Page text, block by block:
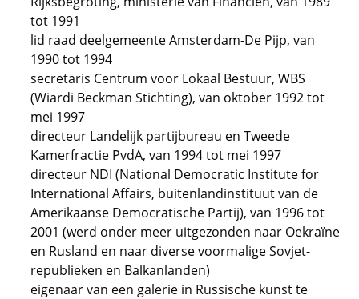
tot 1991
lid raad deelgemeente Amsterdam-De Pijp, van
1990 tot 1994
secretaris Centrum voor Lokaal Bestuur, WBS
(Wiardi Beckman Stichting), van oktober 1992 tot
mei 1997
directeur Landelijk partijbureau en Tweede
Kamerfractie PvdA, van 1994 tot mei 1997
directeur NDI (National Democratic Institute for
International Affairs, buitenlandinstituut van de
Amerikaanse Democratische Partij), van 1996 tot
2001 (werd onder meer uitgezonden naar Oekraïne
en Rusland en naar diverse voormalige Sovjet-
republieken en Balkanlanden)
eigenaar van een galerie in Russische kunst te